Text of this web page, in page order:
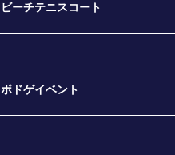
ビーチテニスコート
ボドゲイベント